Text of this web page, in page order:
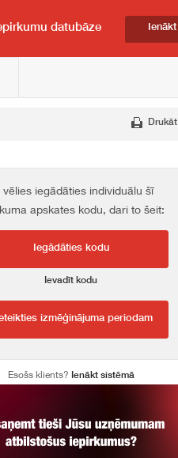
datubāze Ienākt
Drukāt
vēlies iegādāties individuālu šī
apskates kodu, dari to šeit:
Iegādāties kodu
Ievadīt kodu
izmēģinājuma periodam
Esošs klients? Ienākt sistēmā